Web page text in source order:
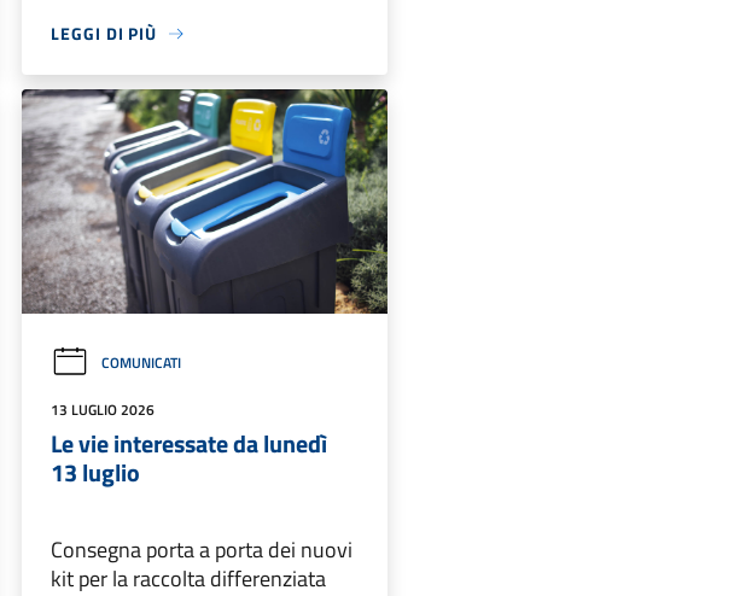
LEGGI DI PIÙ
COMUNICATI
13 LUGLIO 2026
Le vie interessate da lunedì
13 luglio
Consegna porta a porta dei nuovi
kit per la raccolta differenziata